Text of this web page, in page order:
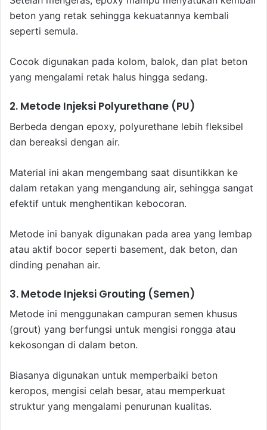
beton yang retak sehingga kekuatannya kembali
seperti semula.
Cocok digunakan pada kolom, balok, dan plat beton
yang mengalami retak halus hingga sedang.
2. Metode Injeksi Polyurethane (PU)
Berbeda dengan epoxy, polyurethane lebih fleksibel
dan bereaksi dengan air.
Material ini akan mengembang saat disuntikkan ke
dalam retakan yang mengandung air, sehingga sangat
efektif untuk menghentikan kebocoran.
Metode ini banyak digunakan pada area yang lembap
atau aktif bocor seperti basement, dak beton, dan
dinding penahan air.
3. Metode Injeksi Grouting (Semen)
Metode ini menggunakan campuran semen khusus
(grout) yang berfungsi untuk mengisi rongga atau
kekosongan di dalam beton.
Biasanya digunakan untuk memperbaiki beton
keropos, mengisi celah besar, atau memperkuat
struktur yang mengalami penurunan kualitas.